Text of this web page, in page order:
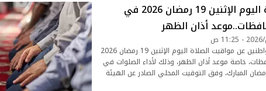
مواقيت الصلاة اليوم الإثنين 19 رمضان 2026 في
أذان الظهر
يبحث الكثير من المواطنين عن مواقيت الصلاة اليوم الإثنين 19 رمضان 2026
خاصة موعد أذان الظهر، وذلك لأداء الصلوات في
المبارك، وفق التوقيت المحلي الصادر عن الهيئة